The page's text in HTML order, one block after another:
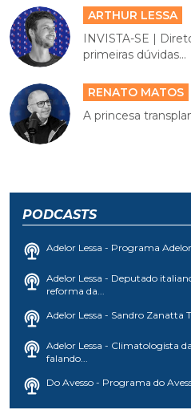
ARTHUR LESSA
INVISTA-SE |
primeiras dúvidas...
RENATO MATOS
A princesa
PODCASTS
Adelor Lessa - Programa
Adelor Lessa - Deputado
reforma da...
Adelor Lessa - Sandro Zanatta
Adelor Lessa - Climatologista
falando...
Do Avesso - Programa do